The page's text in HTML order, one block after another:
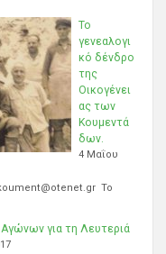
Το
γενεαλογι
κό δένδρο
της
Οικογένει
ας των
Κουμεντά
δων.
4 Μαΐου
Το
για τη Λευτεριά